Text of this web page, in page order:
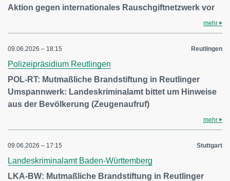
Aktion gegen internationales Rauschgiftnetzwerk vor
mehr
09.06.2026 – 18:15 Reutlingen
Polizeipräsidium Reutlingen
POL-RT: Mutmaßliche Brandstiftung in Reutlinger
Umspannwerk: Landeskriminalamt bittet um Hinweise
aus der Bevölkerung (Zeugenaufruf)
mehr
09.06.2026 – 17:15 Stuttgart
Landeskriminalamt Baden-Württemberg
LKA-BW: Mutmaßliche Brandstiftung in Reutlinger